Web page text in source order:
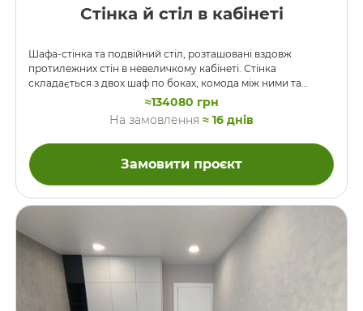
Стінка й стіл в кабінеті
Шафа-стінка та подвійний стіл, розташовані вздовж
протилежних стін в невеличкому кабінеті. Стінка
складається з двох шаф по боках, комода між ними та
полиці й антресолі над ним. Ніша – не для ТВ, там буде
тераріум) Стіл широкий на всю стіну, глибина аж 750мм,
спирається на тумби з шухлядами та металеві опори і має
місце для системника на цих опорах. Стільниця товста 36мм
(подвійна ДСП). Над столом на стіні підвішені відкриті
полиці. Меблі зроблені в модному поєднанні кольорів,
темно сірого та …
≈134080 грн
На замовлення ≈ 16 днів
Замовити проєкт